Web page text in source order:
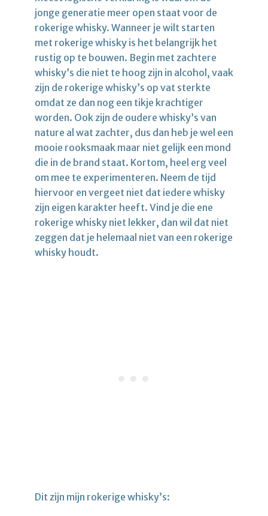
jonge generatie meer open staat voor de
rokerige whisky. Wanneer je wilt starten
met rokerige whisky is het belangrijk het
rustig op te bouwen. Begin met zachtere
whisky’s die niet te hoog zijn in alcohol, vaak
zijn de rokerige whisky’s op vat sterkte
omdat ze dan nog een tikje krachtiger
worden. Ook zijn de oudere whisky’s van
nature al wat zachter, dus dan heb je wel een
mooie rooksmaak maar niet gelijk een mond
die in de brand staat. Kortom, heel erg veel
om mee te experimenteren. Neem de tijd
hiervoor en vergeet niet dat iedere whisky
zijn eigen karakter heeft. Vind je die ene
rokerige whisky niet lekker, dan wil dat niet
zeggen dat je helemaal niet van een rokerige
whisky houdt.
Dit zijn mijn rokerige whisky’s: